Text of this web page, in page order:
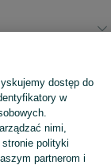
Moda Kłodzko ▶️ Odzież, obuwie, torebki, akcesoria i biżuteria ✅ Nowe i używane w atrakcyjnych cenach ✌ Znajdź najlepsze ogłoszenia na OLX.pl!
dostęp do
w
nimi,
polityki
partnerom i